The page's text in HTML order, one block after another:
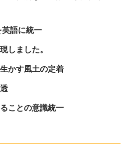
語に統一
しました。
かす風土の定着
ことの意識統一